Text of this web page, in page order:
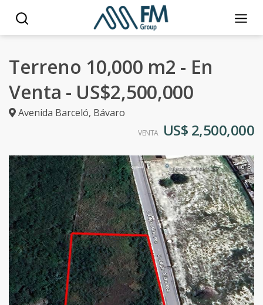
Terreno 10,000 m2 - En
Venta - US$2,500,000
Avenida Barceló, Bávaro
VENTA US$ 2,500,000
1 of 8